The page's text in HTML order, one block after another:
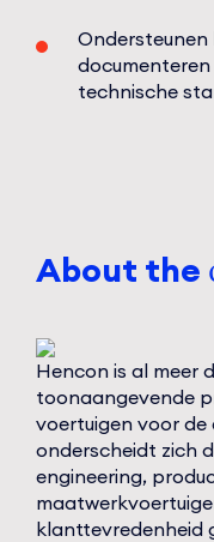
technische
About the
Hencon is al meer
toonaangevende
voertuigen voor de
onderscheidt zich
engineering,
klanttevredenheid